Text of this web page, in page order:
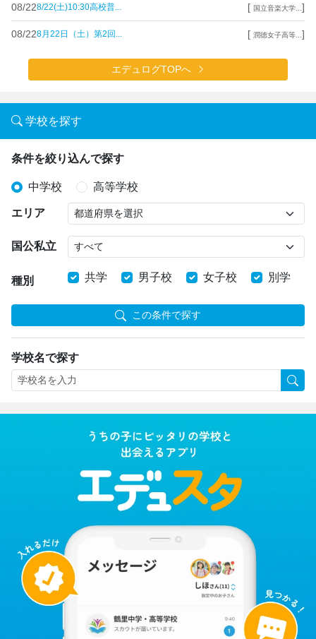
08/228/22(土)10:30高校普... [ 国立音楽大学... ]
08/228月22日（土）第2回... [ 潤徳女子高等... ]
エデュログTOPへ
学校を探す
条件を絞り込んで探す
中学校 高等学校
エリア
国公私立
種別 共学 男子校 女子校 別学
この条件で探す
学校名で探す